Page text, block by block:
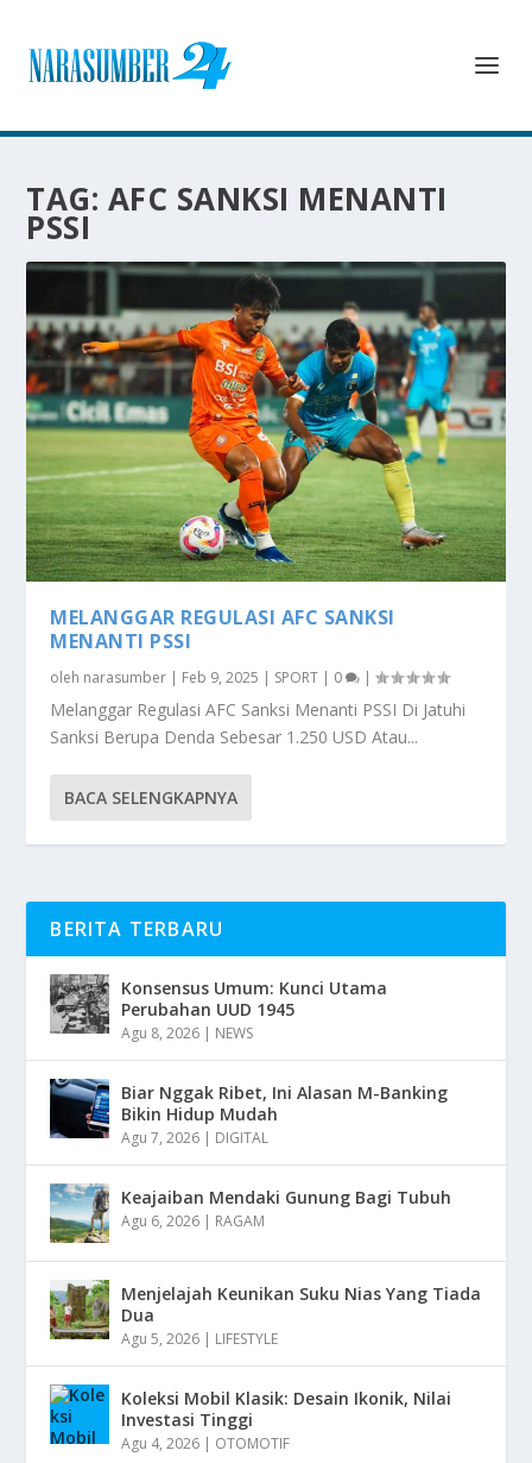
TAG: AFC SANKSI MENANTI
PSSI
MELANGGAR REGULASI AFC SANKSI
MENANTI PSSI
oleh narasumber | Feb 9, 2025 | SPORT | 0 |
Melanggar Regulasi AFC Sanksi Menanti PSSI Di Jatuhi
Sanksi Berupa Denda Sebesar 1.250 USD Atau...
BACA SELENGKAPNYA
BERITA TERBARU
Konsensus Umum: Kunci Utama
Perubahan UUD 1945
Agu 8, 2026 | NEWS
Biar Nggak Ribet, Ini Alasan M-Banking
Bikin Hidup Mudah
Agu 7, 2026 | DIGITAL
Keajaiban Mendaki Gunung Bagi Tubuh
Agu 6, 2026 | RAGAM
Menjelajah Keunikan Suku Nias Yang Tiada
Dua
Agu 5, 2026 | LIFESTYLE
Koleksi Mobil Klasik: Desain Ikonik, Nilai
Investasi Tinggi
Agu 4, 2026 | OTOMOTIF